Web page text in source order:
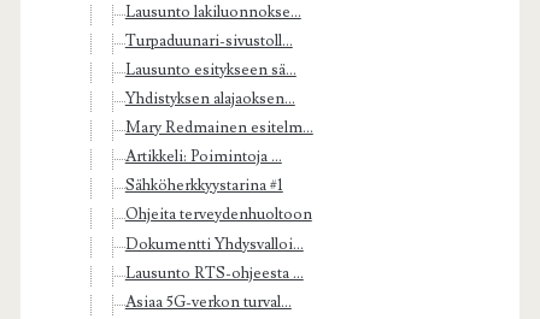
Lausunto lakiluonnokse...
Turpaduunari-sivustoll...
Lausunto esitykseen sä...
Yhdistyksen alajaoksen...
Mary Redmainen esitelm...
Artikkeli: Poimintoja ...
Sähköherkkyystarina #1
Ohjeita terveydenhuoltoon
Dokumentti Yhdysvalloi...
Lausunto RTS-ohjeesta ...
Asiaa 5G-verkon turval...